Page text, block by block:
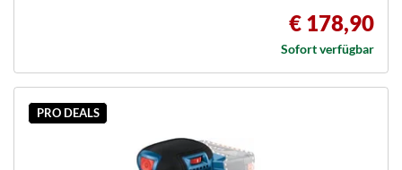
€ 178,90
Sofort verfügbar
PRO DEALS